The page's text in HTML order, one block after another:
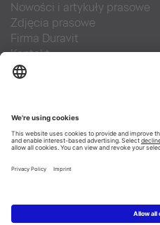
Nowości i artykuły prasowe
Zdjęcia prasowe
Firma Duravit
Kontakt
Najczęściej zadawane pytania
Facebook
Pinterest
Flickr